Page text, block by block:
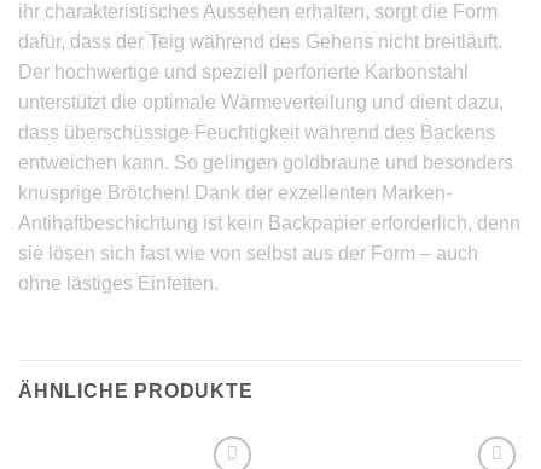
ihr charakteristisches Aussehen erhalten, sorgt die Form
dafür, dass der Teig während des Gehens nicht breitläuft.
Der hochwertige und speziell perforierte Karbonstahl
unterstützt die optimale Wärmeverteilung und dient dazu,
dass überschüssige Feuchtigkeit während des Backens
entweichen kann. So gelingen goldbraune und besonders
knusprige Brötchen! Dank der exzellenten Marken-
Antihaftbeschichtung ist kein Backpapier erforderlich, denn
sie lösen sich fast wie von selbst aus der Form – auch
ohne lästiges Einfetten.
ÄHNLICHE PRODUKTE